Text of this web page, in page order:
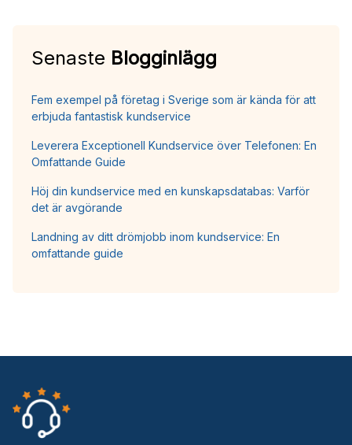
Senaste Blogginlägg
Fem exempel på företag i Sverige som är kända för att
erbjuda fantastisk kundservice
Leverera Exceptionell Kundservice över Telefonen: En
Omfattande Guide
Höj din kundservice med en kunskapsdatabas: Varför
det är avgörande
Landning av ditt drömjobb inom kundservice: En
omfattande guide